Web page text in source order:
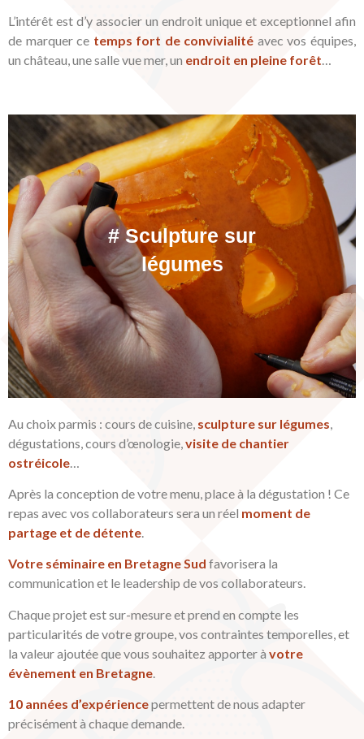
L’intérêt est d’y associer un endroit unique et exceptionnel afin
de marquer ce temps fort de convivialité avec vos équipes,
un château, une salle vue mer, un endroit en pleine forêt…
Au choix parmis : cours de cuisine, sculpture sur légumes
dégustations, cours d’œnologie, visite de chantier
ostréicole
Après la conception de votre menu, place à la dégustation ! Ce
repas avec vos collaborateurs sera un réel moment de
partage et de détente.
Votre séminaire en Bretagne Sud favorisera la
communication et le leadership de vos collaborateurs.
Chaque projet est sur-mesure et prend en compte les
particularités de votre groupe, vos contraintes temporelles, et
la valeur ajoutée que vous souhaitez apporter àvotre
évènement en Bretagne
10 années d’expériencepermettent de nous adapter
précisément à chaque demande.
# Sculpture sur
légumes